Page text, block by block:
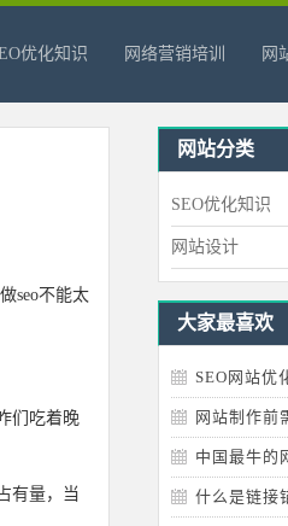
优化知识 网络营销培训 网
seo不能太
们吃着晚
有量，当
网站分类
SEO优化知识
网站设计
大家最喜欢
SEO网站优
网站制作前
中国最牛的
什么是链接